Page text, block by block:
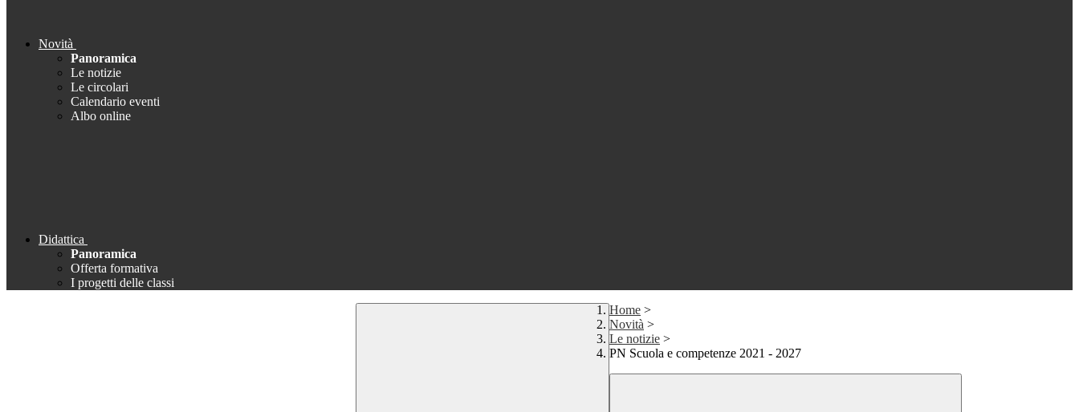
Novità
Panoramica
Le notizie
Le circolari
Calendario eventi
Albo online
Didattica
Panoramica
Offerta formativa
I progetti delle classi
Home >
Novità >
Le notizie >
PN Scuola e competenze 2021 - 2027